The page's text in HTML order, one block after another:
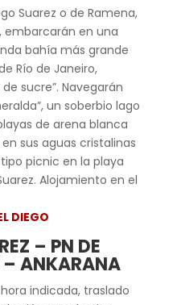
Suarez o de Ramena,
embarcarán en una
bahía más grande
Río de Janeiro,
sucre”. Navegarán
un soberbio lago
de arena blanca
sus aguas cristalinas
picnic en la playa
Alojamiento en el
DIEGO
– PN DE
– ANKARANA
indicada, traslado